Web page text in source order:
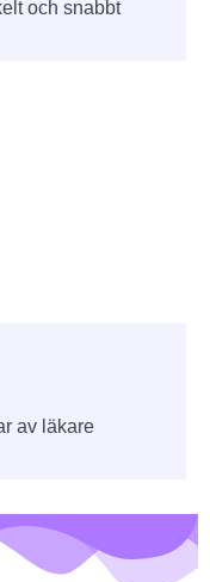
och snabbt
av läkare